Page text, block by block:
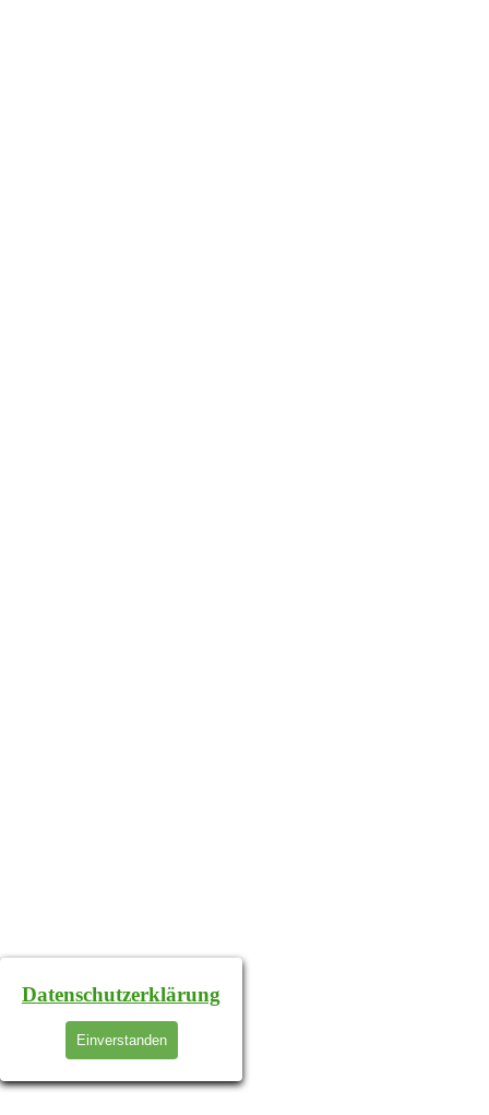
Datenschutzerklärung
Einverstanden